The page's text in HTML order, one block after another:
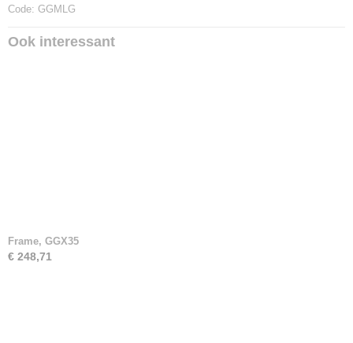
Code: GGMLG
Ook interessant
Frame, GGX35
€ 248,71